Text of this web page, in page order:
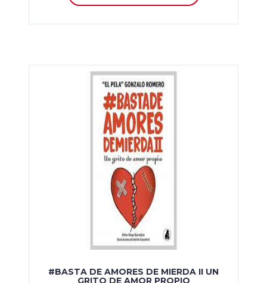
#BASTA DE AMORES DE MIERDA II UN
GRITO DE AMOR PROPIO